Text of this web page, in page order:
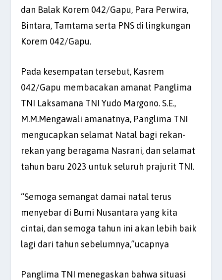
dan Balak Korem 042/Gapu, Para Perwira,
Bintara, Tamtama serta PNS di lingkungan
Korem 042/Gapu.
Pada kesempatan tersebut, Kasrem
042/Gapu membacakan amanat Panglima
TNI Laksamana TNI Yudo Margono. S.E.,
M.M.Mengawali amanatnya, Panglima TNI
mengucapkan selamat Natal bagi rekan-
rekan yang beragama Nasrani, dan selamat
tahun baru 2023 untuk seluruh prajurit TNI.
“Semoga semangat damai natal terus
menyebar di Bumi Nusantara yang kita
cintai, dan semoga tahun ini akan lebih baik
lagi dari tahun sebelumnya,”ucapnya
Panglima TNI menegaskan bahwa situasi